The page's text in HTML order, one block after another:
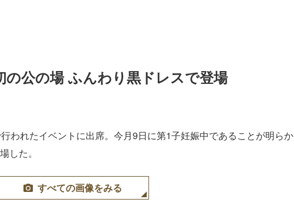
の公の場 ふんわり黒ドレスで登場
われたイベントに出席。今月9日に第1子妊娠中であることが明らか
した。
すべての画像をみる